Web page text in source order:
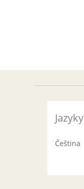
Jazyky
Čeština